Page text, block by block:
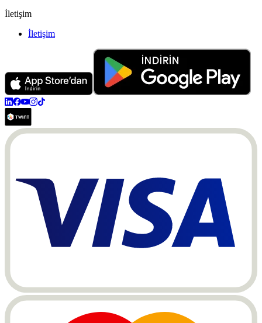
İletişim
İletişim